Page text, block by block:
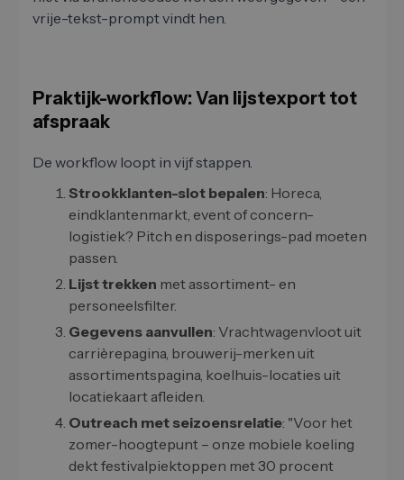
vrije-tekst-prompt vindt hen.
Praktijk-workflow: Van lijstexport tot
afspraak
De workflow loopt in vijf stappen.
Strookklanten-slot bepalen: Horeca,
eindklantenmarkt, event of concern-
logistiek? Pitch en disposerings-pad moeten
passen.
Lijst trekken met assortiment- en
personeelsfilter.
Gegevens aanvullen: Vrachtwagenvloot uit
carrièrepagina, brouwerij-merken uit
assortimentspagina, koelhuis-locaties uit
locatiekaart afleiden.
Outreach met seizoensrelatie: "Voor het
zomer-hoogtepunt – onze mobiele koeling
dekt festivalpiektoppen met 30 procent